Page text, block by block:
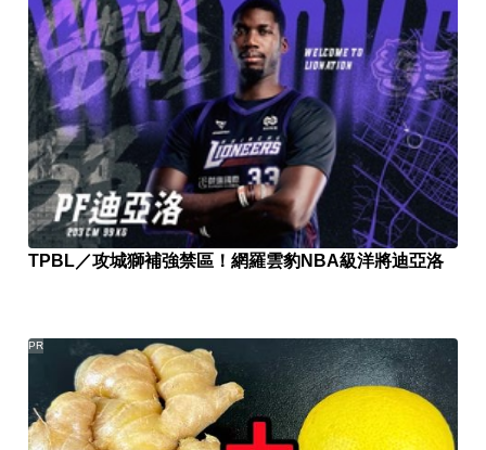
TPBL／攻城獅補強禁區！網羅雲豹NBA級洋將迪亞洛
PR